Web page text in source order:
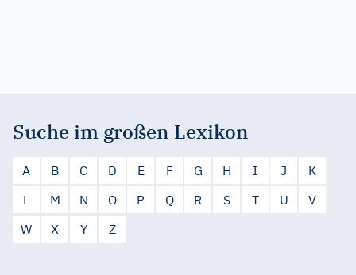
Suche im großen Lexikon
A B C D E F G H I J
K
L
M N O P Q R S T U
V
W
X Y Z